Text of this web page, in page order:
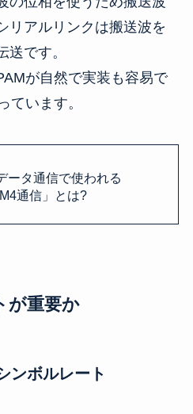
リアルリンクは搬送波を
です。
が自然で実装も容易で
ています。
ータ通信で使われる
通信」とは?
が重要か
ンボルレート